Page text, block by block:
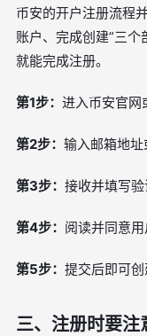
币安的开户注册流程
账户、完成创建”三
就能完成注册。
第1步： 进入币安官网
第2步： 输入邮箱地址
第3步： 接收并填写验
第4步： 阅读并同意用
第5步： 提交后即可创
三、注册时要注